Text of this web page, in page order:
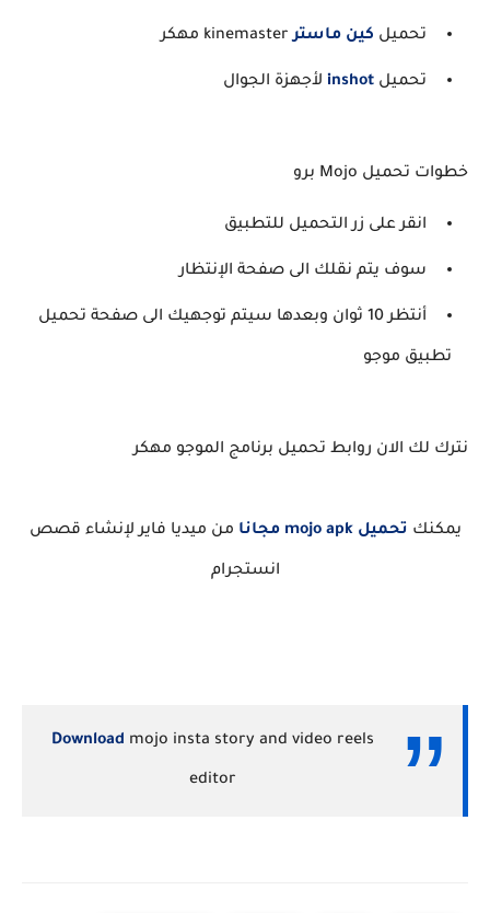
تحميل كين ماسترkinemaster مهكر
تحميل inshot لأجهزة الجوال
خطوات تحميل Mojo برو
انقر على زر التحميل للتطبيق
سوف يتم نقلك الى صفحة الإنتظار
أنتظر 10 ثوان وبعدها سيتم توجهيك الى صفحة تحميل
تطبيق موجو
نترك لك الان روابط تحميل برنامج الموجو مهكر
يمكنك تحميل mojo apk مجانا من ميديا فاير لإنشاء قصص
انستجرام
Download mojo insta story and video reels
editor